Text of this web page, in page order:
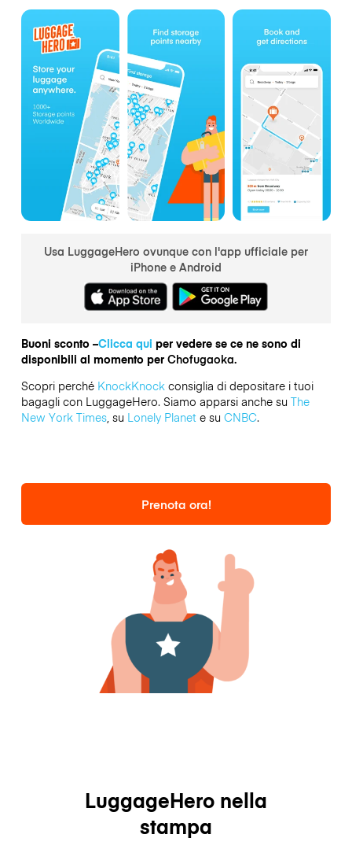
Usa LuggageHero ovunque con l'app ufficiale per
iPhone e Android
Buoni sconto –Clicca qui per vedere se ce ne sono di
disponibili al momento per Chofugaoka.
Scopri perché KnockKnockconsiglia di depositare i tuoi
bagagli con LuggageHero. Siamo apparsi anche su The
New York Times, su Lonely Planete su CNBC.
Prenota ora!
LuggageHero nella
stampa